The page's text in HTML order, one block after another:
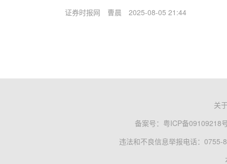
证券时报网 曹晨 2025-08-05 21:44
关
备案号： 粤ICP备09109218
违法和不良信息举报电话：0755-